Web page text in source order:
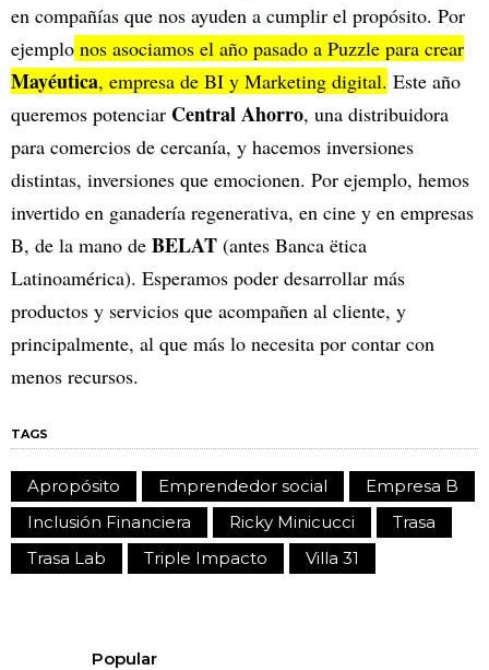
en compañías que nos ayuden a cumplir el propósito. Por
ejemplo nos asociamos el año pasado a Puzzle para crear
Mayéutica, empresa de BI y Marketing digital. Este año
queremos potenciar Central Ahorro, una distribuidora
para comercios de cercanía, y hacemos inversiones
distintas, inversiones que emocionen. Por ejemplo, hemos
invertido en ganadería regenerativa, en cine y en empresas
B, de la mano de BELAT (antes Banca ëtica
Latinoamérica). Esperamos poder desarrollar más
productos y servicios que acompañen al cliente, y
principalmente, al que más lo necesita por contar con
menos recursos.
TAGS
Apropósito Emprendedor social
Empresa B
Inclusión Financiera
Ricky Minicucci
Trasa
Trasa Lab
Triple Impacto Villa 31
Popular